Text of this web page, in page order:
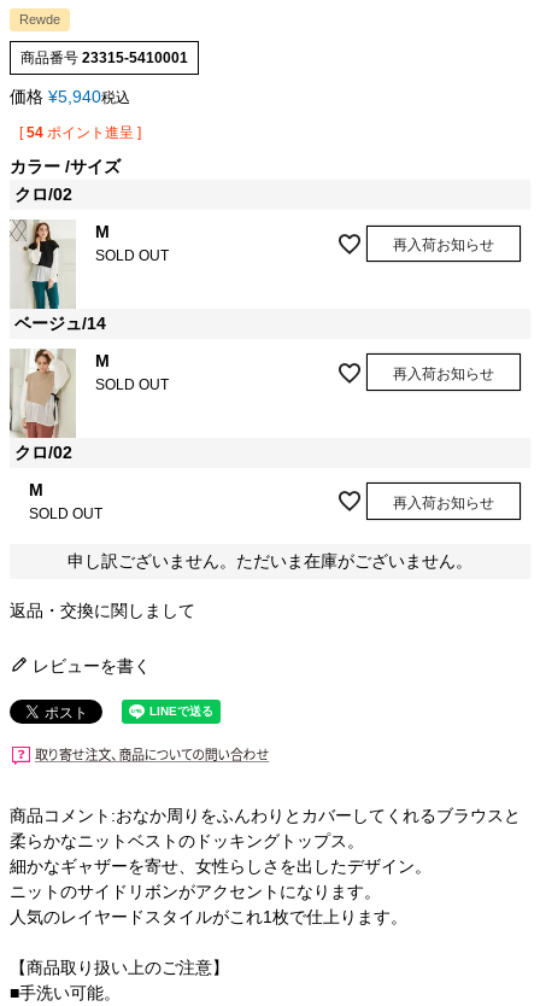
Rewde
商品番号 23315-5410001
価格 ¥5,940税込
[ 54 ポイント進呈 ]
カラー サイズ
クロ/02
M
SOLD OUT
再入荷お知らせ
ベージュ/14
M
SOLD OUT
再入荷お知らせ
クロ/02
M
SOLD OUT
再入荷お知らせ
申し訳ございません。ただいま在庫がございません。
返品・交換に関しまして
レビューを書く
商品コメント:おなか周りをふんわりとカバーしてくれるブラウスと
柔らかなニットベストのドッキングトップス。
細かなギャザーを寄せ、女性らしさを出したデザイン。
ニットのサイドリボンがアクセントになります。
人気のレイヤードスタイルがこれ1枚で仕上ります。
【商品取り扱い上のご注意】
■手洗い可能。